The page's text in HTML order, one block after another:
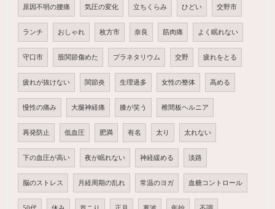
原因不明の腰痛 気圧の変化 立ちくらみ ひどい 交野市
ランチ おしゃれ 枚方市 奈良 筋肉痛 よく眠れない
守口市 股関節傷めた プラネタリウム 交野 疲れをとる
疲れが抜けない 関節炎 生理過多 女性の整体 高める
慢性の痛み 大腿神経痛 膝が笑う 椎間板ヘルニア
再発防止 低血圧 肥満 有名 太り 太れない
下の血圧が高い 夜が眠れない 神経緩める 淡路
脳のストレス 月経周期の乱れ 常温のヨガ 血糖コントロール